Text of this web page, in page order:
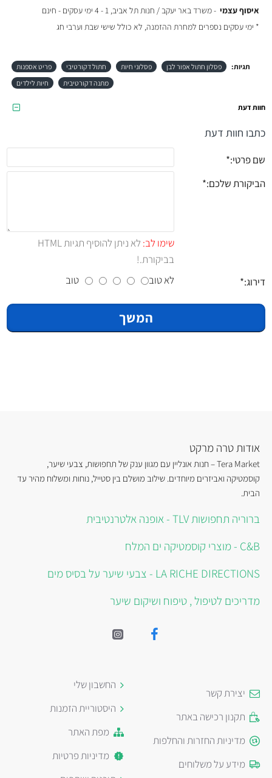
איסוף עצמי - משרד באר יעקב / חנות תל אביב, 1 - 4 ימי עסקים - חינם
* ימי עסקים נספרים למחרת ההזמנה, לא כולל שישי שבת וערבי חג
תגיות: פסלון חתול אפור לבן פסלוני חיות חתול דקורטיבי
פריט אספנות
מתנה דקורטיבית
חיות לילדים
חוות דעת
כתבו חוות דעת
שם פרטי:
הביקורת שלכם:
שימו לב:
לא ניתן להוסיף תגיות HTML
בביקורת.!
דירוג:
לא טוב טוב
המשך
אודות טרה מרקט
Tera Market – חנות אונליין עם מגוון ענק של תחפושות, צבעי שיער,
קוסמטיקה ואביזרים מיוחדים. שילוב מושלם בין סטייל, נוחות ומשלוח מהיר עד
הבית.
ברוריה תחפושות TLV - אופנה אלטרנטיבית
C&B - מוצרי קוסמטיקה ים המלח
LA RICHE DIRECTIONS - צבעי שיער על בסיס מים
מדריכים לטיפול , טיפוח ושיקום שיער
יצירת קשר
תקנון רכישה באתר
מדיניות החזרות והחלפות
מידע על משלוחים
החשבון שלי
היסטוריית הזמנות
מפת האתר
מדיניות פרטיות